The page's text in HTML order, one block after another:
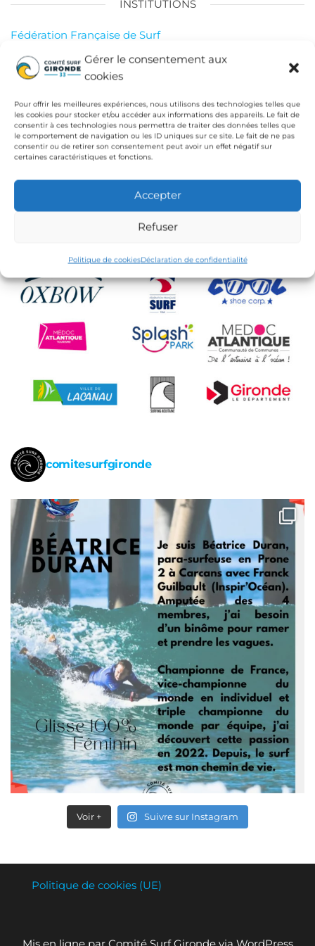
Gérer le consentement aux
cookies
Pour offrir les meilleures expériences, nous utilisons des technologies telles que
les cookies pour stocker et/ou accéder aux informations des appareils. Le fait de
consentir à ces technologies nous permettra de traiter des données telles que
le comportement de navigation ou les ID uniques sur ce site. Le fait de ne pas
consentir ou de retirer son consentement peut avoir un effet négatif sur
certaines caractéristiques et fonctions.
Accepter
Refuser
Politique de cookiesDéclaration de confidentialité
INSTITUTIONS
Fédération Française de Surf
Conseil Départemental de la Gironde
Ligue de Surf de Nouvelle Aquitaine
CdC Médoc Atlantique
comitesurfgironde
Voir + Suivre sur Instagram
Politique de cookies (UE)